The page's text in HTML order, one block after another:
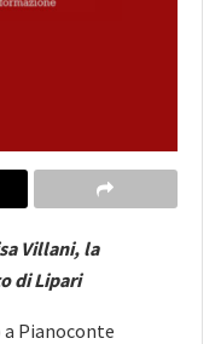
Villani, la
di Lipari
Pianoconte